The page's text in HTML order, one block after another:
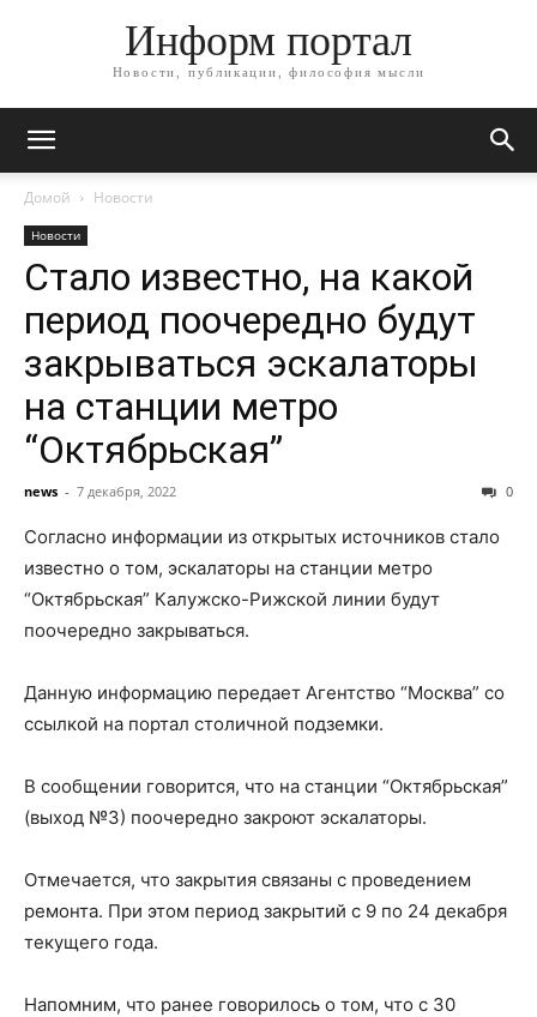
Информ портал
Новости, публикации, философия мысли
Домой Новости
Новости
Стало известно, на какой
период поочередно будут
закрываться эскалаторы
на станции метро
“Октябрьская”
news - 7 декабря, 2022 0
Согласно информации из открытых источников стало
известно о том, эскалаторы на станции метро
“Октябрьская” Калужско-Рижской линии будут
поочередно закрываться.
Данную информацию передает Агентство “Москва” со
ссылкой на портал столичной подземки.
В сообщении говорится, что на станции “Октябрьская”
(выход №3) поочередно закроют эскалаторы.
Отмечается, что закрытия связаны с проведением
ремонта. При этом период закрытий с 9 по 24 декабря
текущего года.
Напомним, что ранее говорилось о том, что с 30